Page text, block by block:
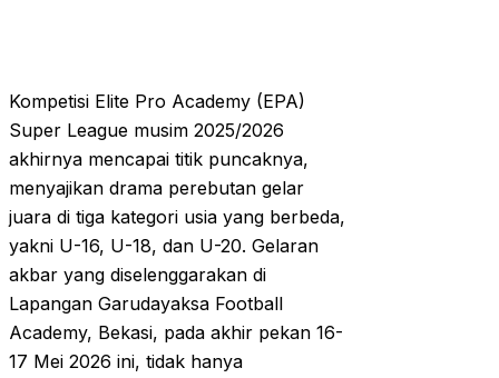
Kompetisi Elite Pro Academy (EPA)
Super League musim 2025/2026
akhirnya mencapai titik puncaknya,
menyajikan drama perebutan gelar
juara di tiga kategori usia yang berbeda,
yakni U-16, U-18, dan U-20. Gelaran
akbar yang diselenggarakan di
Lapangan Garudayaksa Football
Academy, Bekasi, pada akhir pekan 16-
17 Mei 2026 ini, tidak hanya